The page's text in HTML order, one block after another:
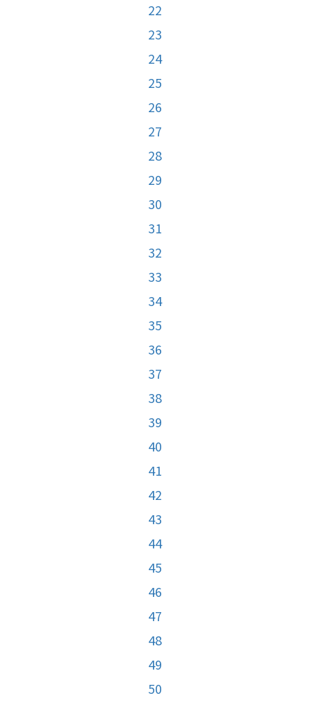
22
23
24
25
26
27
28
29
30
31
32
33
34
35
36
37
38
39
40
41
42
43
44
45
46
47
48
49
50